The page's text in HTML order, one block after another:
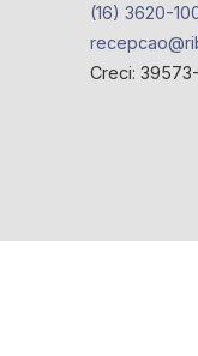
(16) 3620-
Creci: